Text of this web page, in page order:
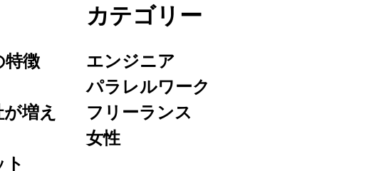
徴
増え
カテゴリー
エンジニア
パラレルワーク
フリーランス
女性